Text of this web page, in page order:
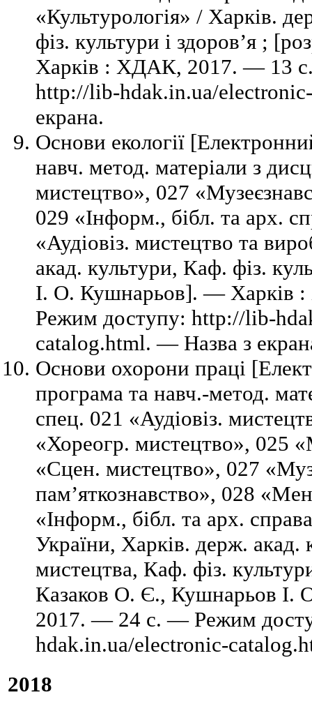
«Культурологія» / Харків.
фіз. культури і здоров’я ;
Харків : ХДАК, 2017. — 13
http://lib-hdak.in.ua/
екрана.
Основи екології
навч. метод. матеріали з
мистецтво», 027
029 «Інформ., бібл. та арх.
«Аудіовіз. мистецтво та
акад. культури, Каф. фіз.
І. О. Кушнарьов]. —
Режим доступу: http://lib-
catalog.html. — Назва з
Основи охорони праці
програма та навч.-метод.
спец. 021 «Аудіовіз.
«Хореогр. мистецтво», 025
«Сцен. мистецтво», 027
пам’яткознавство», 028
«Інформ., бібл. та арх.
України, Харків. держ. акад.
мистецтва, Каф. фіз.
Казаков О. Є., Кушнарьов
2017. — 24 с. — Режим
hdak.in.ua/electronic-
2018